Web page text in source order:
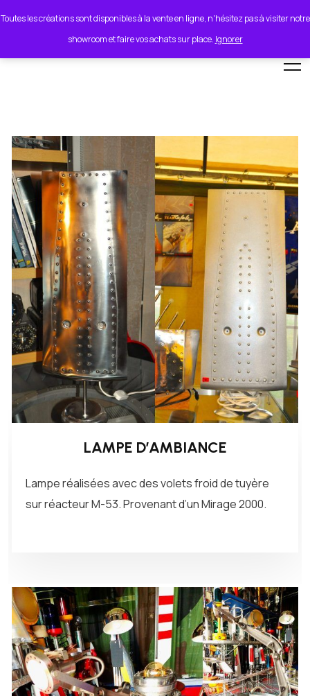
Toutes les créations sont disponibles à la vente en ligne, n'hésitez pas à visiter notre
showroom et faire vos achats sur place. Ignorer
lionel.cordeiro55@orange.fr
LAMPE D’AMBIANCE
Lampe réalisées avec des volets froid de tuyère
sur réacteur M-53. Provenant d’un Mirage 2000.